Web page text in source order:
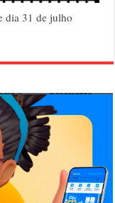
dia 31 de julho